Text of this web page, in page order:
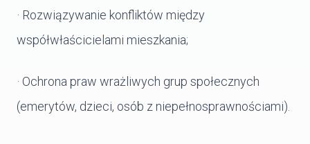
· Rozwiązywanie konfliktów między
współwłaścicielami mieszkania;
· Ochrona praw wrażliwych grup społecznych
(emerytów, dzieci, osób z niepełnosprawnościami).